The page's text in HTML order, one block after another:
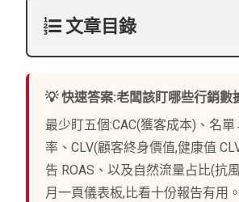
文章目錄
💡 快速答案:老闆該盯哪些行銷數
最少盯五個:CAC(獲客成本)、名
率、CLV(顧客終身價值,健康值
告 ROAS、以及自然流量占比(抗
月一頁儀表板,比看十份報告有用